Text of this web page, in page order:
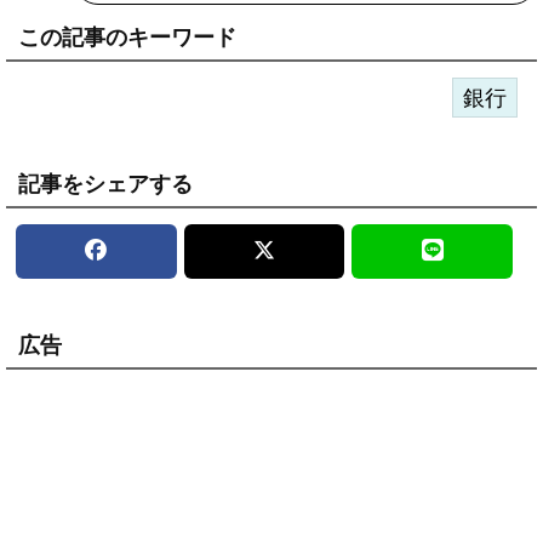
この記事のキーワード
銀行
記事をシェアする
広告